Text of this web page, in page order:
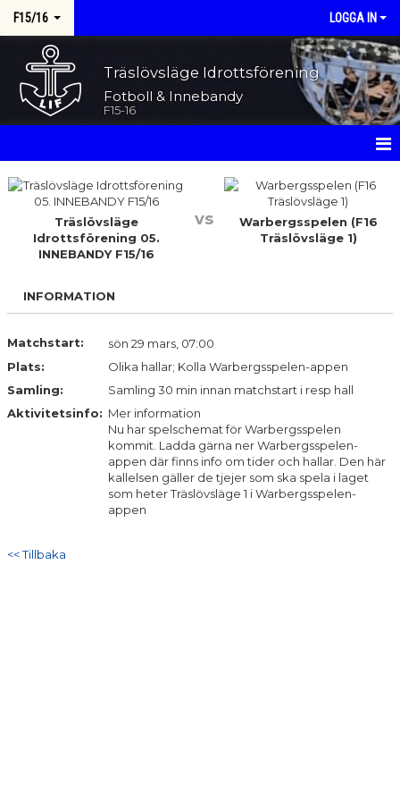
F15/16 LOGGA IN
Träslövsläge Idrottsförening
Fotboll & Innebandy
F15-16
HEM
NYHETER
KALENDER
MATCHER
BILDGALLERI
DOKUMENT
Träslövsläge
Idrottsförening 05.
INNEBANDY F15/16
vs
Warbergsspelen (F16
Träslövsläge 1)
INFORMATION
Matchstart:
sön 29 mars, 07:00
Plats:
Olika hallar; Kolla Warbergsspelen-appen
Samling:
Samling 30 min innan matchstart i resp hall
Aktivitetsinfo: Mer information
Nu har spelschemat för Warbergsspelen
kommit. Ladda gärna ner Warbergsspelen-
appen där finns info om tider och hallar. Den här
kallelsen gäller de tjejer som ska spela i laget
som heter Träslövsläge 1 i Warbergsspelen-
appen
<< Tillbaka